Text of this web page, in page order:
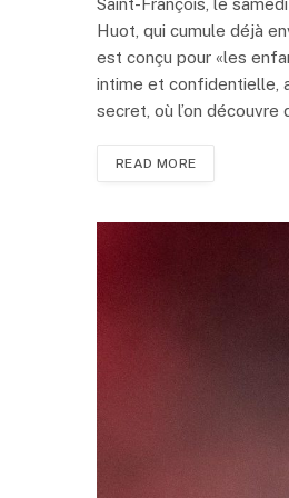
Saint-François, le
Huot, qui cumule déjà
est conçu pour «les
intime et confidentielle,
secret, où l’on
READ MORE